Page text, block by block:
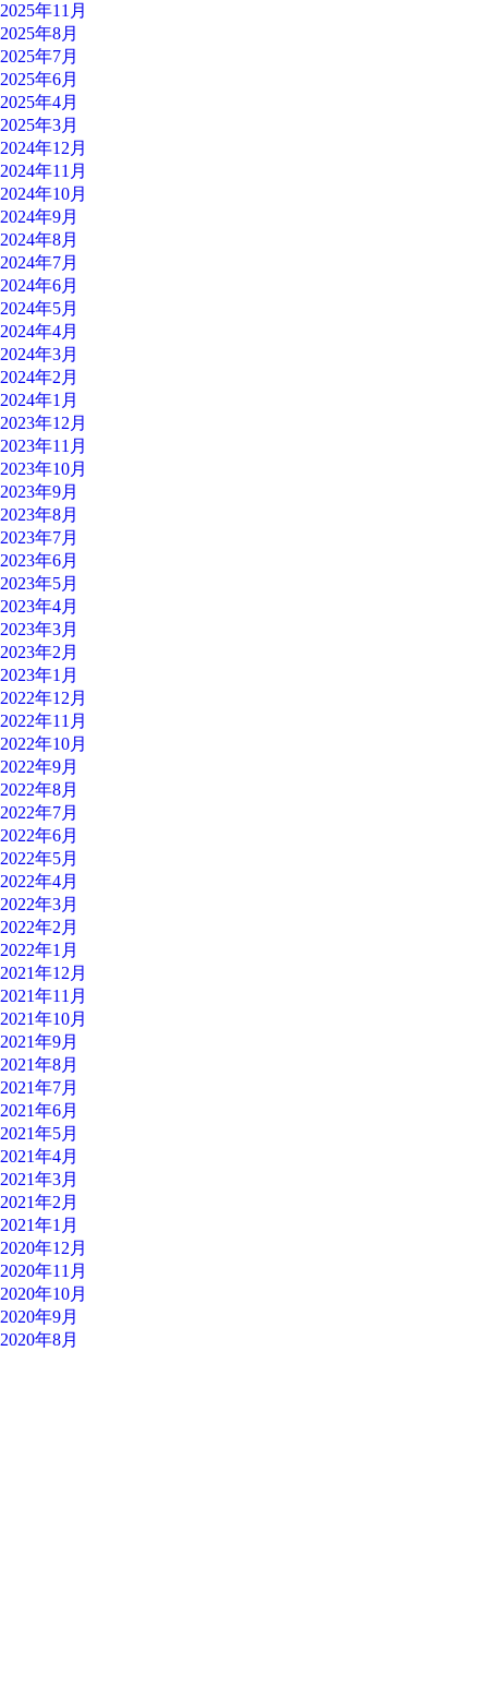
2025年11月
2025年8月
2025年7月
2025年6月
2025年4月
2025年3月
2024年12月
2024年11月
2024年10月
2024年9月
2024年8月
2024年7月
2024年6月
2024年5月
2024年4月
2024年3月
2024年2月
2024年1月
2023年12月
2023年11月
2023年10月
2023年9月
2023年8月
2023年7月
2023年6月
2023年5月
2023年4月
2023年3月
2023年2月
2023年1月
2022年12月
2022年11月
2022年10月
2022年9月
2022年8月
2022年7月
2022年6月
2022年5月
2022年4月
2022年3月
2022年2月
2022年1月
2021年12月
2021年11月
2021年10月
2021年9月
2021年8月
2021年7月
2021年6月
2021年5月
2021年4月
2021年3月
2021年2月
2021年1月
2020年12月
2020年11月
2020年10月
2020年9月
2020年8月